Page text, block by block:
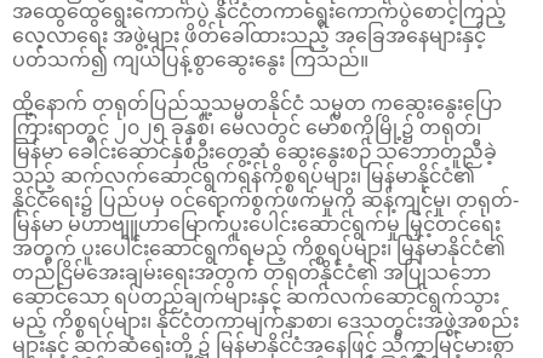
အထွေထွေရွေးကောက်ပွဲ နိုင်ငံတကာရွေးကောက်ပွဲစောင့်ကြည့်
လေ့လာရေး အဖွဲ့များ ဖိတ်ခေါ်ထားသည့် အခြေအနေများနှင့်
ပတ်သက်၍ ကျယ်ပြန့်စွာဆွေးနွေး ကြသည်။
ထို့နောက် တရုတ်ပြည်သူ့သမ္မတနိုင်ငံ သမ္မတ ကဆွေးနွေးပြော
ကြားရာတွင် ၂၀၂၅ ခုနှစ်၊ မေလတွင် မော်စကိုမြို့၌ တရုတ်၊
မြန်မာ ခေါင်းဆောင်နှစ်ဦးတွေ့ဆုံ ဆွေးနွေးစဉ် သဘောတူညီခဲ့
သည့် ဆက်လက်ဆောင်ရွက်ရန်ကိစ္စရပ်များ၊ မြန်မာနိုင်ငံ၏
နိုင်ငံရေး၌ ပြည်ပမှ ဝင်ရောက်စွက်ဖက်မှုကို ဆန့်ကျင်မှု၊ တရုတ်-
မြန်မာ မဟာဗျူဟာမြောက်ပူးပေါင်းဆောင်ရွက်မှု မြှင့်တင်ရေး
အတွက် ပူးပေါင်းဆောင်ရွက်ရမည့် ကိစ္စရပ်များ၊ မြန်မာနိုင်ငံ၏
တည်ငြိမ်အေးချမ်းရေးအတွက် တရုတ်နိုင်ငံ၏ အပြုသဘော
ဆောင်သော ရပ်တည်ချက်များနှင့် ဆက်လက်ဆောင်ရွက်သွား
မည့် ကိစ္စရပ်များ၊ နိုင်ငံတကာမျက်နှာစာ၊ ဒေသတွင်းအဖွဲ့အစည်း
များနှင့် ဆက်ဆံရေးတို့ ၌ မြန်မာနိုင်ငံအနေဖြင့် သိက္ခာမြင့်မားစွာ